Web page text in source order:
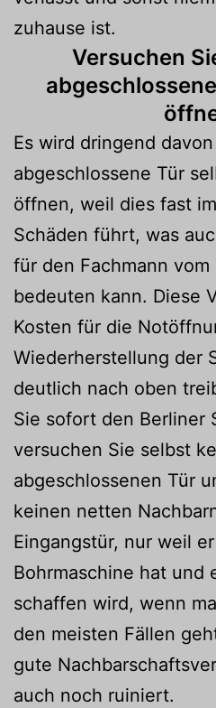
zuhause ist.
Versuchen
Es wird dringend
abgeschlossene Tür
öffnen, weil dies fast
Schäden führt, was
für den Fachmann
bedeuten kann. Diese
Kosten für die
Wiederherstellung der
deutlich nach oben
Sie sofort den Berliner
versuchen Sie selbst
abgeschlossenen Tür
keinen netten
Eingangstür, nur weil
Bohrmaschine hat und
schaffen wird, wenn
den meisten Fällen
gute
auch noch ruiniert.